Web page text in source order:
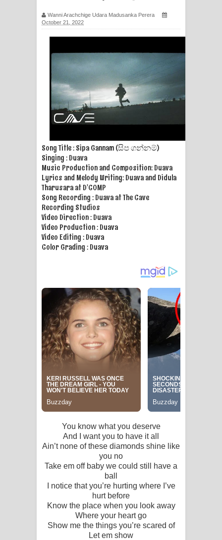
Ras Balan Song Lyrics - රැස් බලන්
ගීතයේ පද පෙළ
Hoda sihiyen Song Lyrics - හොද
සිහියෙන් ගීතයේ පද පෙළ
Awanken Song Lyrics - අවංකෙන්
Pa Sina Song Lyrics - පෑ සිනා ගීතයේ
පද පෙළ
Pemwanthiye Song Lyrics -
පෙම්වන්තියේ ගීතයේ පද පෙළ
Manobhawa Song Lyrics - මනෝභව
ඉඳලා ගීතයේ පද පෙළ
Raawaya Song Lyrics - රාවය ගීතයේ
පද පෙළ
Saddeta Denna Song Lyrics - සද්දෙට
දෙන්න ගීතයේ පද පෙළ
Kaalaya Song Lyrics - කාලය ගීතයේ පද
පෙළ
Aramuna Song Lyrics - අරමුණ ගීතයේ
පද පෙළ
Sandata Duka Hithila Song Lyrics -
සඳට දුක හිතිලා ගීතයේ පද පෙළ
Sihina Song Lyrics - සිහින ගීතයේ පද
Wanni Arachchige Udara Madusanka Perera
October 21, 2022
Song Title : Sipa Gannam (සිප ගන්නම්)
Singing : Duava
Music Production and Composition: Duava
Lyrics and Melody Writing: Duava and Didula
Tharusara at D'COMP
Song Recording : Duava at The Cave
Recording Studios
Video Direction : Duava
Video Production : Duava
Video Editing : Duava
Color Grading : Duava
You know what you deserve
And I want you to have it all
Ain’t none of these diamonds shine like
you no
Take em off baby we could still have a
ball
I notice that you’re hurting where I’ve
hurt before
Know the place when you look away
Where your heart go
Show me the things you’re scared of
Let em show